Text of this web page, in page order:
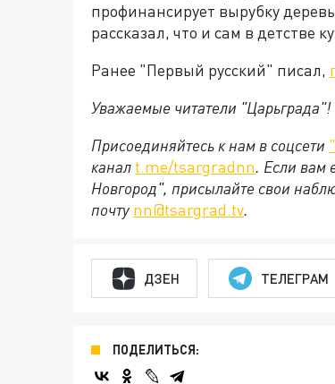
профинансирует вырубку
рассказал, что и сам в детстве
Ранее "Первый русский" писал,
Уважаемые читатели "Царьграда"!
Присоединяйтесь к нам в соцсети
канал t.me/tsargradnn. Если вам
Новгород", присылайте свои
почту nn@tsargrad.tv.
ДЗЕН ТЕЛЕГРАМ
ПОДЕЛИТЬСЯ: